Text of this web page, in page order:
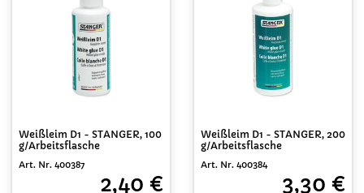
Weißleim D1 - STANGER, 100
g/Arbeitsflasche
Art. Nr. 400387
2,40 €
Weißleim D1 - STANGER, 200
g/Arbeitsflasche
Art. Nr. 400384
3,30 €